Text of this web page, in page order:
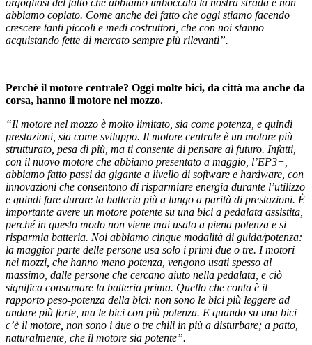
orgogliosi del fatto che abbiamo imboccato la nostra strada e non
abbiamo copiato. Come anche del fatto che oggi stiamo facendo
crescere tanti piccoli e medi costruttori, che con noi stanno
acquistando fette di mercato sempre più rilevanti”.
Perchè il motore centrale? Oggi molte bici, da città ma anche da
corsa, hanno il motore nel mozzo.
“Il motore nel mozzo è molto limitato, sia come potenza, e quindi
prestazioni, sia come sviluppo. Il motore centrale è un motore più
strutturato, pesa di più, ma ti consente di pensare al futuro. Infatti,
con il nuovo motore che abbiamo presentato a maggio, l’EP3+,
abbiamo fatto passi da gigante a livello di software e hardware, con
innovazioni che consentono di risparmiare energia durante l’utilizzo
e quindi fare durare la batteria più a lungo a parità di prestazioni. È
importante avere un motore potente su una bici a pedalata assistita,
perché in questo modo non viene mai usato a piena potenza e si
risparmia batteria. Noi abbiamo cinque modalità di guida/potenza:
la maggior parte delle persone usa solo i primi due o tre. I motori
nei mozzi, che hanno meno potenza, vengono usati spesso al
massimo, dalle persone che cercano aiuto nella pedalata, e ciò
significa consumare la batteria prima. Quello che conta è il
rapporto peso-potenza della bici: non sono le bici più leggere ad
andare più forte, ma le bici con più potenza. E quando su una bici
c’è il motore, non sono i due o tre chili in più a disturbare; a patto,
naturalmente, che il motore sia potente”.